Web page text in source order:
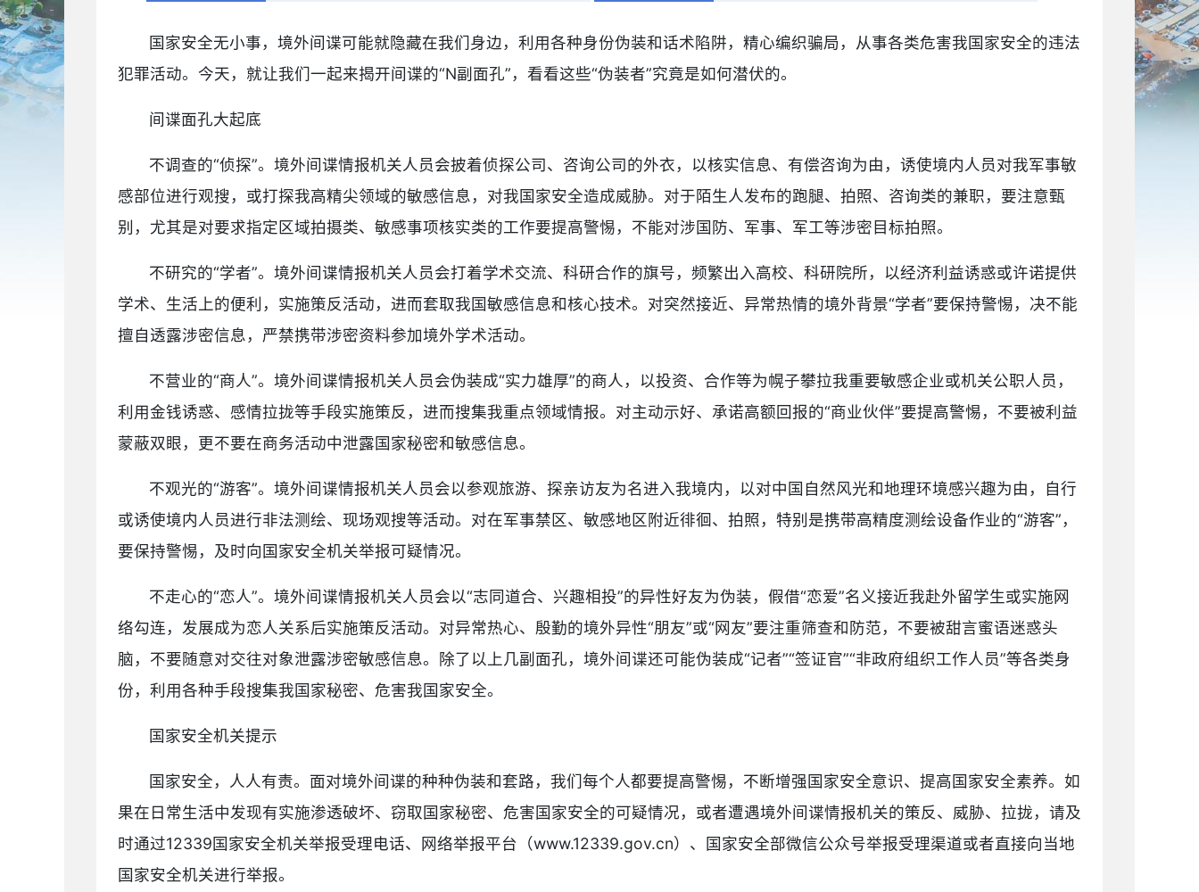
国家安全无小事，境外间谍可能就隐藏在我们身边，利用各种身份伪装和话术陷阱，精心编织骗局，从事各类危害我国家安全的违法
犯罪活动。今天，就让我们一起来揭开间谍的“N副面孔”，看看这些“伪装者”究竟是如何潜伏的。
间谍面孔大起底
不调查的“侦探”。境外间谍情报机关人员会披着侦探公司、咨询公司的外衣，以核实信息、有偿咨询为由，诱使境内人员对我军事敏
感部位进行观搜，或打探我高精尖领域的敏感信息，对我国家安全造成威胁。对于陌生人发布的跑腿、拍照、咨询类的兼职，要注意甄
别，尤其是对要求指定区域拍摄类、敏感事项核实类的工作要提高警惕，不能对涉国防、军事、军工等涉密目标拍照。
不研究的“学者”。境外间谍情报机关人员会打着学术交流、科研合作的旗号，频繁出入高校、科研院所，以经济利益诱惑或许诺提供
学术、生活上的便利，实施策反活动，进而套取我国敏感信息和核心技术。对突然接近、异常热情的境外背景“学者”要保持警惕，决不能
擅自透露涉密信息，严禁携带涉密资料参加境外学术活动。
不营业的“商人”。境外间谍情报机关人员会伪装成“实力雄厚”的商人，以投资、合作等为幌子攀拉我重要敏感企业或机关公职人员，
利用金钱诱惑、感情拉拢等手段实施策反，进而搜集我重点领域情报。对主动示好、承诺高额回报的“商业伙伴”要提高警惕，不要被利益
蒙蔽双眼，更不要在商务活动中泄露国家秘密和敏感信息。
不观光的“游客”。境外间谍情报机关人员会以参观旅游、探亲访友为名进入我境内，以对中国自然风光和地理环境感兴趣为由，自行
或诱使境内人员进行非法测绘、现场观搜等活动。对在军事禁区、敏感地区附近徘徊、拍照，特别是携带高精度测绘设备作业的“游客”，
要保持警惕，及时向国家安全机关举报可疑情况。
不走心的“恋人”。境外间谍情报机关人员会以“志同道合、兴趣相投”的异性好友为伪装，假借“恋爱”名义接近我赴外留学生或实施网
络勾连，发展成为恋人关系后实施策反活动。对异常热心、殷勤的境外异性“朋友”或“网友”要注重筛查和防范，不要被甜言蜜语迷惑头
脑，不要随意对交往对象泄露涉密敏感信息。除了以上几副面孔，境外间谍还可能伪装成“记者”“签证官”“非政府组织工作人员”等各类身
份，利用各种手段搜集我国家秘密、危害我国家安全。
国家安全机关提示
国家安全，人人有责。面对境外间谍的种种伪装和套路，我们每个人都要提高警惕，不断增强国家安全意识、提高国家安全素养。如
果在日常生活中发现有实施渗透破坏、窃取国家秘密、危害国家安全的可疑情况，或者遭遇境外间谍情报机关的策反、威胁、拉拢，请及
时通过12339国家安全机关举报受理电话、网络举报平台（www.12339.gov.cn）、国家安全部微信公众号举报受理渠道或者直接向当地
国家安全机关进行举报。